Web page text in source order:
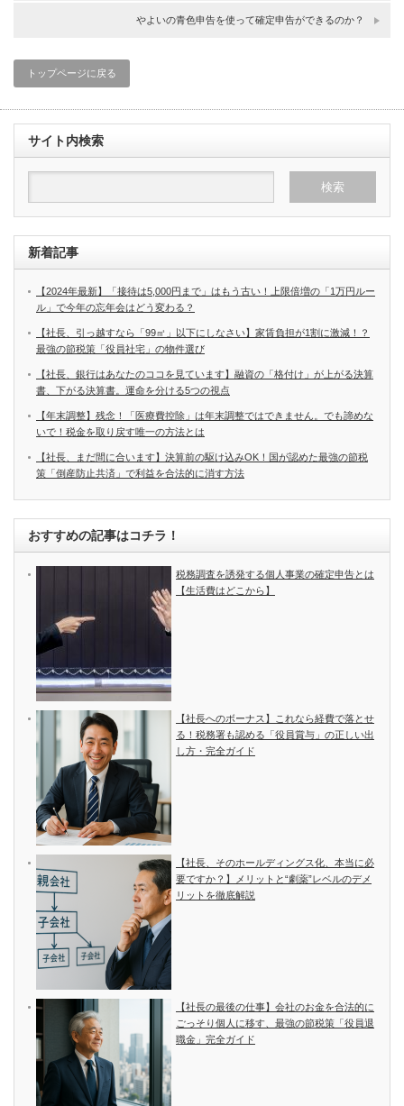
やよいの青色申告を使って確定申告ができるのか？
トップページに戻る
サイト内検索
新着記事
【2024年最新】「接待は5,000円まで」はもう古い！上限倍増の「1万円ルー
ル」で今年の忘年会はどう変わる？
【社長、引っ越すなら「99㎡」以下にしなさい】家賃負担が1割に激減！？
最強の節税策「役員社宅」の物件選び
【社長、銀行はあなたのココを見ています】融資の「格付け」が上がる決算
書、下がる決算書。運命を分ける5つの視点
【年末調整】残念！「医療費控除」は年末調整ではできません。でも諦めな
いで！税金を取り戻す唯一の方法とは
【社長、まだ間に合います】決算前の駆け込みOK！国が認めた最強の節税
策「倒産防止共済」で利益を合法的に消す方法
おすすめの記事はコチラ！
税務調査を誘発する個人事業の確定申告とは
【生活費はどこから】
【社長へのボーナス】これなら経費で落とせ
る！税務署も認める「役員賞与」の正しい出
し方・完全ガイド
【社長、そのホールディングス化、本当に必
要ですか？】メリットと“劇薬”レベルのデメ
リットを徹底解説
【社長の最後の仕事】会社のお金を合法的に
ごっそり個人に移す、最強の節税策「役員退
職金」完全ガイド